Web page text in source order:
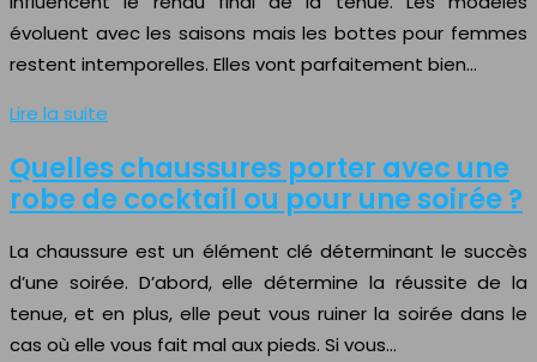
évoluent avec les saisons mais les bottes pour femmes
restent intemporelles. Elles vont parfaitement bien…
Lire la suite
Quelles chaussures porter avec une
robe de cocktail ou pour une soirée ?
La chaussure est un élément clé déterminant le succès
d’une soirée. D’abord, elle détermine la réussite de la
tenue, et en plus, elle peut vous ruiner la soirée dans le
cas où elle vous fait mal aux pieds. Si vous…